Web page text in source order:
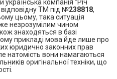
українська компанія “Річ
ТМ під №238818,
цьому, така ситуація
незрозумілим чином
знаходяться в базі
прикладі мова йде лише про
юридично законних прав
натомість вони намагаються
оригінальної техніки, що